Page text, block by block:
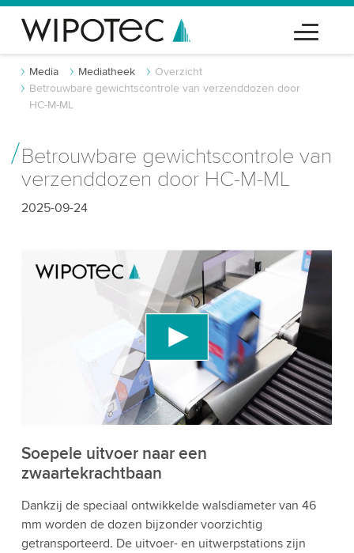
Media Mediatheek
Overzicht
Betrouwbare gewichtscontrole van verzenddozen door
HC-M-ML
Betrouwbare gewichtscontrole van
verzenddozen door HC-M-ML
2025-09-24
We hebben uw toestemming nodig om de
YouTube-videodienst te laden!
We gebruiken een service van derden om
videocontent in te sluiten die gegevens over uw
activiteit kan verzamelen. Gelieve de details te
bekijken en de service te accepteren om deze
video te bekijken.
Soepele uitvoer naar een
zwaartekrachtbaan
Dankzij de speciaal ontwikkelde walsdiameter van 46
mm worden de dozen bijzonder voorzichtig
getransporteerd. De uitvoer- en uitwerpstations zijn